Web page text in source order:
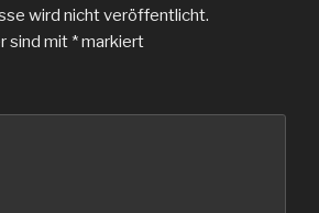
wird nicht veröffentlicht.
sind mit *markiert